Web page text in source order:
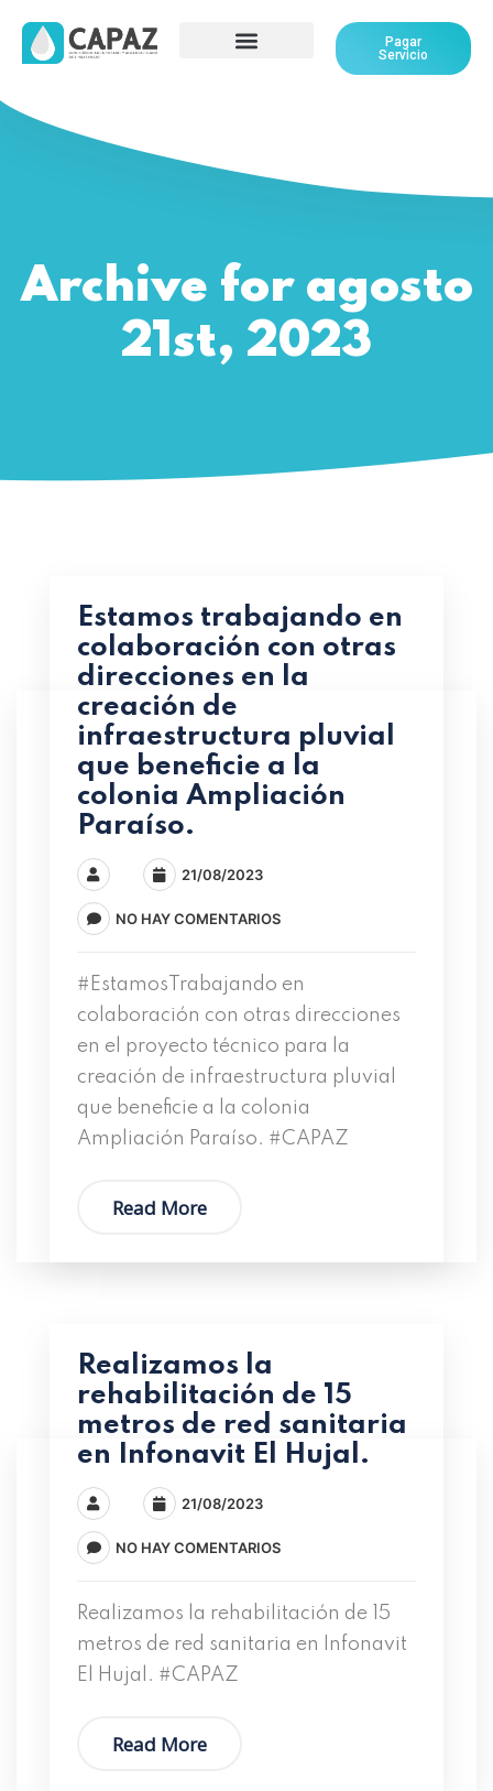
Pagar
Servicio
Archive for agosto
21st, 2023
Estamos trabajando en
colaboración con otras
direcciones en la
creación de
infraestructura pluvial
que beneficie a la
colonia Ampliación
Paraíso.
21/08/2023
NO HAY COMENTARIOS
#EstamosTrabajando en
colaboración con otras direcciones
en el proyecto técnico para la
creación de infraestructura pluvial
que beneficie a la colonia
Ampliación Paraíso. #CAPAZ
Read More
Realizamos la
rehabilitación de 15
metros de red sanitaria
en Infonavit El Hujal.
21/08/2023
NO HAY COMENTARIOS
Realizamos la rehabilitación de 15
metros de red sanitaria en Infonavit
El Hujal. #CAPAZ
Read More